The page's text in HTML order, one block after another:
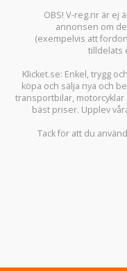
OBS! V-reg.nr är ej
annonsen om
(exempelvis att
tilldelats
Klicket.se: Enkel, trygg
köpa och sälja nya och
transportbilar, motorcyklar
bäst priser. Upplev
Tack för att du